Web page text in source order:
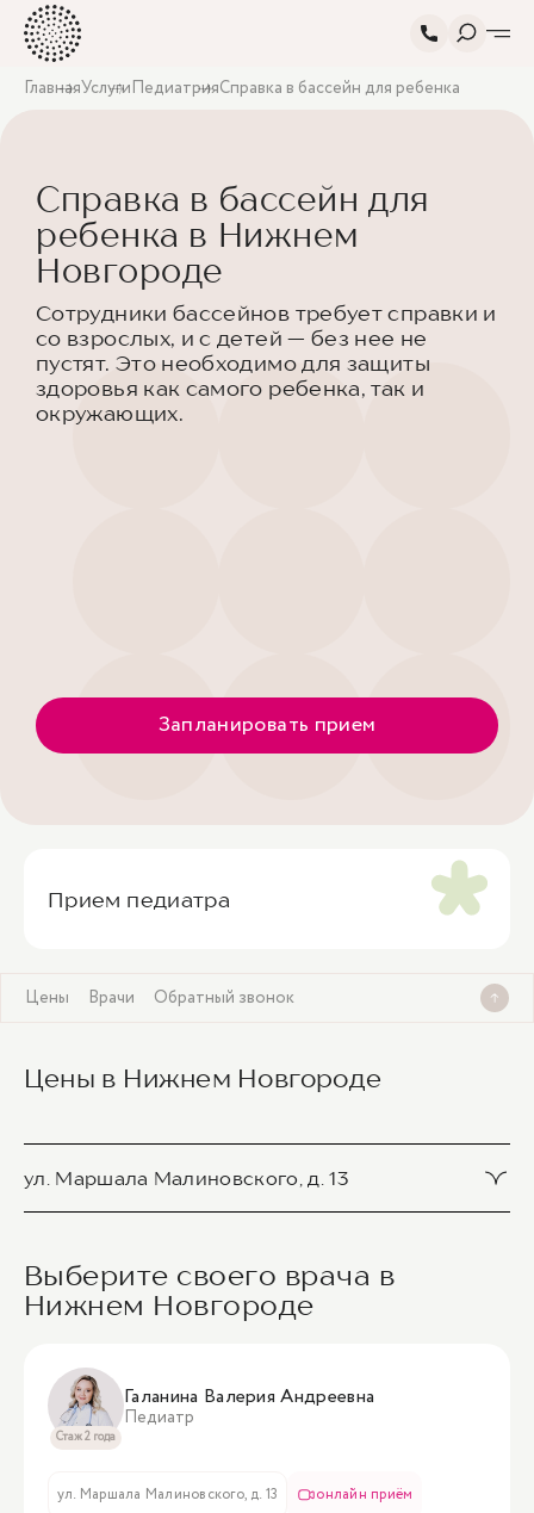
ГлавнаяУслугиПедиатрияСправка в бассейн для ребенка
Справка в бассейн для
ребенка в Нижнем
Новгороде
Сотрудники бассейнов требует справки и
со взрослых, и с детей — без нее не
пустят. Это необходимо для защиты
здоровья как самого ребенка, так и
окружающих.
Запланировать прием
Прием педиатра
Цены Врачи Обратный звонок
Цены в Нижнем Новгороде
ул. Маршала Малиновского, д. 13
справки (детство)
2 200 ₽
Выберите своего врача в
Нижнем Новгороде
Стаж 2 года
Галанина Валерия Андреевна
Педиатр
ул. Маршала Малиновского, д. 13 онлайн приём